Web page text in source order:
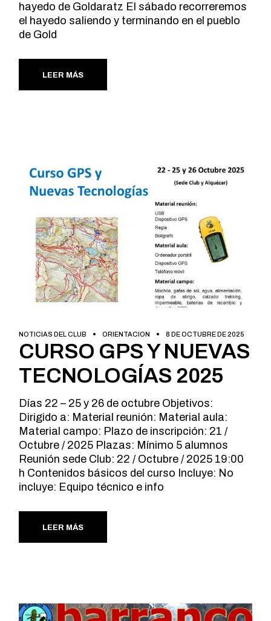
hayedo de Goldaratz El sábado recorreremos
el hayedo saliendo y terminando en el pueblo
de Gold
LEER MÁS
NOTICIAS DEL CLUB ORIENTACION 8 DE OCTUBRE DE 2025
CURSO GPS Y NUEVAS
TECNOLOGÍAS 2025
Días 22 – 25 y 26 de octubre Objetivos:
Dirigido a: Material reunión: Material aula:
Material campo: Plazo de inscripción: 21 /
Octubre / 2025 Plazas: Mínimo 5 alumnos
Reunión sede Club: 22 / Octubre / 2025 19:00
h Contenidos básicos del curso Incluye: No
incluye: Equipo técnico e info
LEER MÁS